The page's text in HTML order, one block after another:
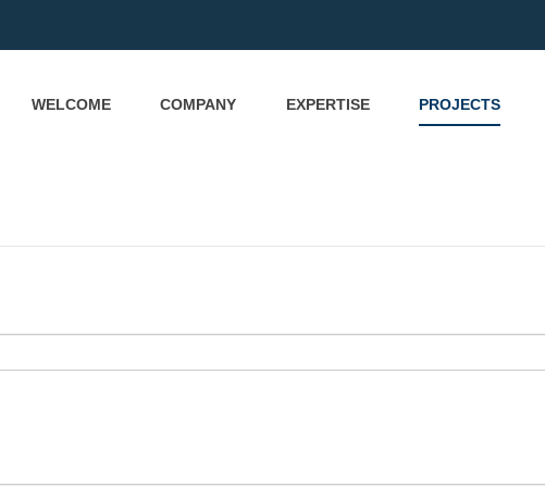
WELCOME COMPANY EXPERTISE PROJECTS